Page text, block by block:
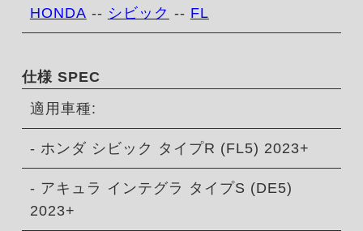
HONDA -- シビック -- FL
仕様 SPEC
適用車種:
- ホンダ シビック タイプR (FL5) 2023+
- アキュラ インテグラ タイプS (DE5)
2023+